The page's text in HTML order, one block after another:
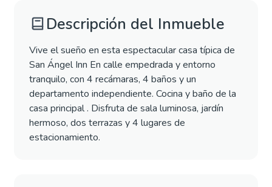
Descripción del Inmueble
Vive el sueño en esta espectacular casa típica de
San Ángel Inn En calle empedrada y entorno
tranquilo, con 4 recámaras, 4 baños y un
departamento independiente. Cocina y baño de la
casa principal . Disfruta de sala luminosa, jardín
hermoso, dos terrazas y 4 lugares de
estacionamiento.